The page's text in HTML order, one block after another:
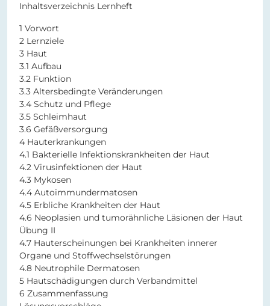
Inhaltsverzeichnis Lernheft
1 Vorwort
2 Lernziele
3 Haut
3.1 Aufbau
3.2 Funktion
3.3 Altersbedingte Veränderungen
3.4 Schutz und Pflege
3.5 Schleimhaut
3.6 Gefäßversorgung
4 Hauterkrankungen
4.1 Bakterielle Infektionskrankheiten der Haut
4.2 Virusinfektionen der Haut
4.3 Mykosen
4.4 Autoimmundermatosen
4.5 Erbliche Krankheiten der Haut
4.6 Neoplasien und tumorähnliche Läsionen der Haut
Übung II
4.7 Hauterscheinungen bei Krankheiten innerer
Organe und Stoffwechselstörungen
4.8 Neutrophile Dermatosen
5 Hautschädigungen durch Verbandmittel
6 Zusammenfassung